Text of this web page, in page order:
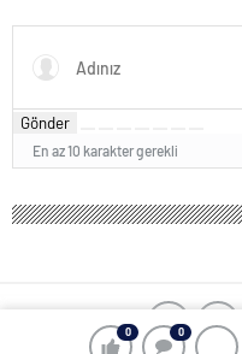
0 0
Gönder
En az 10 karakter gerekli